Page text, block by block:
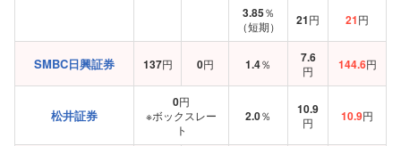
3.85％
（短期）
21円 21円
SMBC日興証券 137円 0円 1.4％ 7.6
円 144.6円
松井証券
0円
※ボックスレー
ト
2.0％ 10.9
円 10.9円